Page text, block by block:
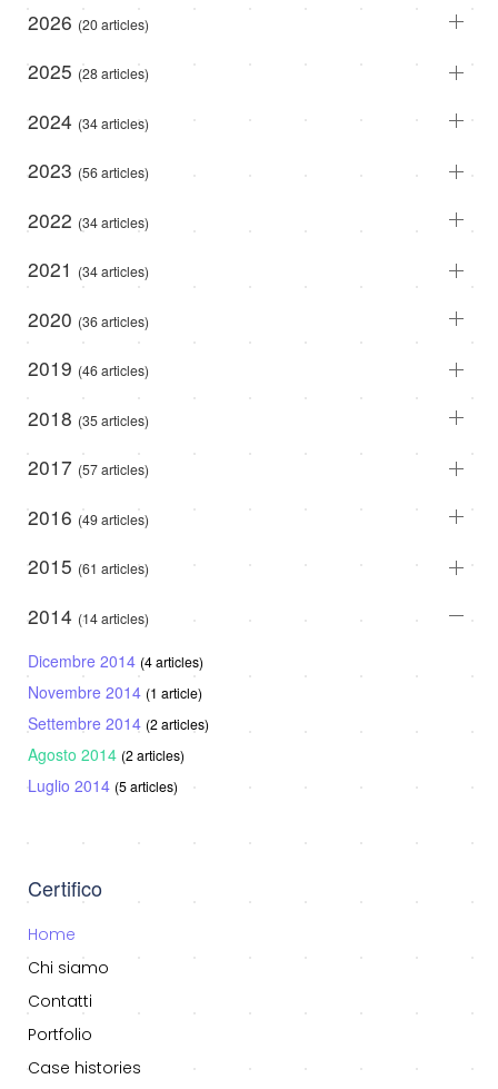
2026 (20 articles)
2025 (28 articles)
2024 (34 articles)
2023 (56 articles)
2022 (34 articles)
2021 (34 articles)
2020 (36 articles)
2019 (46 articles)
2018 (35 articles)
2017 (57 articles)
2016 (49 articles)
2015 (61 articles)
2014 (14 articles)
Dicembre 2014 (4 articles)
Novembre 2014 (1 article)
Settembre 2014 (2 articles)
Agosto 2014 (2 articles)
Luglio 2014 (5 articles)
Certifico
Home
Chi siamo
Contatti
Portfolio
Case histories